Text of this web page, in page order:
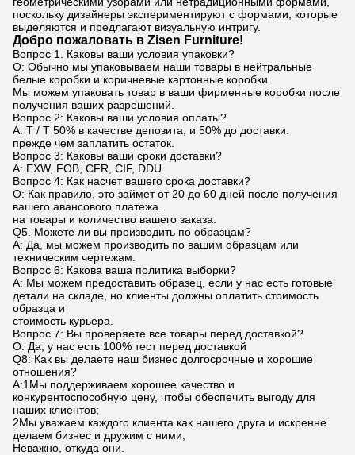
поскольку дизайнеры экспериментируют с формами, которые
выделяются и предлагают визуальную интригу.
Добро пожаловать в Zisen Furniture!
Вопрос 1. Каковы ваши условия упаковки?
О: Обычно мы упаковываем наши товары в нейтральные
белые коробки и коричневые картонные коробки.
Мы можем упаковать товар в ваши фирменные коробки после
получения ваших разрешений.
Вопрос 2: Каковы ваши условия оплаты?
A: T / T 50% в качестве депозита, и 50% до доставки.
прежде чем заплатить остаток.
Вопрос 3: Каковы ваши сроки доставки?
A: EXW, FOB, CFR, CIF, DDU.
Вопрос 4: Как насчет вашего срока доставки?
О: Как правило, это займет от 20 до 60 дней после получения
вашего авансового платежа.
на товары и количество вашего заказа.
Q5. Можете ли вы производить по образцам?
A: Да, мы можем производить по вашим образцам или
техническим чертежам.
Вопрос 6: Какова ваша политика выборки?
A: Мы можем предоставить образец, если у нас есть готовые
детали на складе, но клиенты должны оплатить стоимость
образца и
стоимость курьера.
Вопрос 7: Вы проверяете все товары перед доставкой?
О: Да, у нас есть 100% тест перед доставкой
Q8: Как вы делаете наш бизнес долгосрочные и хорошие
отношения?
А:1Мы поддерживаем хорошее качество и
конкурентоспособную цену, чтобы обеспечить выгоду для
наших клиентов;
2Мы уважаем каждого клиента как нашего друга и искренне
делаем бизнес и дружим с ними,
Неважно, откуда они.